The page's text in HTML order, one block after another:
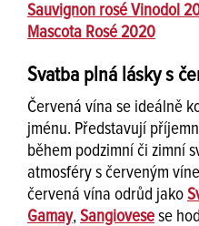
Sauvignon rosé Vinodol
Mascota Rosé 2020
Svatba plná lásky s
Červená vína se ideálně
jménu. Představují
během podzimní či zimní
atmosféry s červeným
červená vína odrůd jako
Gamay, Sangiovese se